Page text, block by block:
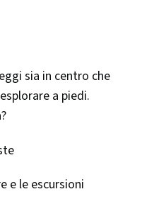
sia in centro che
a piedi.
e le escursioni